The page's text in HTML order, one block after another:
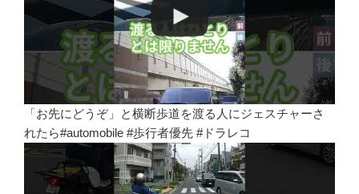
「お先にどうぞ」と横断歩道を渡る人にジェスチャーさ
れたら#automobile #歩行者優先 #ドラレコ